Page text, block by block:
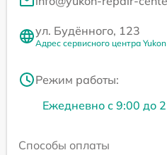
ул. Будённого, 123
Адрес сервисного центра Yukon
Режим работы:
Ежедневно с 9:00 до
Способы оплаты